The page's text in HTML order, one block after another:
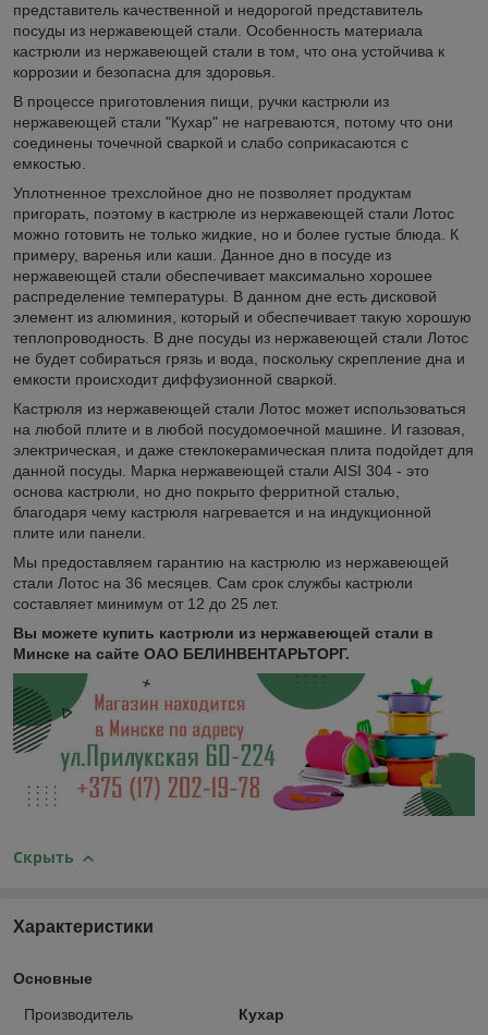
представитель качественной и недорогой представитель
посуды из нержавеющей стали. Особенность материала
кастрюли из нержавеющей стали в том, что она устойчива к
коррозии и безопасна для здоровья.
В процессе приготовления пищи, ручки кастрюли из
нержавеющей стали "Кухар" не нагреваются, потому что они
соединены точечной сваркой и слабо соприкасаются с
емкостью.
Уплотненное трехслойное дно не позволяет продуктам
пригорать, поэтому в кастрюле из нержавеющей стали Лотос
можно готовить не только жидкие, но и более густые блюда. К
примеру, варенья или каши. Данное дно в посуде из
нержавеющей стали обеспечивает максимально хорошее
распределение температуры. В данном дне есть дисковой
элемент из алюминия, который и обеспечивает такую хорошую
теплопроводность. В дне посуды из нержавеющей стали Лотос
не будет собираться грязь и вода, поскольку скрепление дна и
емкости происходит диффузионной сваркой.
Кастрюля из нержавеющей стали Лотос может использоваться
на любой плите и в любой посудомоечной машине. И газовая,
электрическая, и даже стеклокерамическая плита подойдет для
данной посуды. Марка нержавеющей стали AISI 304 - это
основа кастрюли, но дно покрыто ферритной сталью,
благодаря чему кастрюля нагревается и на индукционной
плите или панели.
Мы предоставляем гарантию на кастрюлю из нержавеющей
стали Лотос на 36 месяцев. Сам срок службы кастрюли
составляет минимум от 12 до 25 лет.
Вы можете купить кастрюли из нержавеющей стали в
Минске на сайте ОАО БЕЛИНВЕНТАРЬТОРГ.
Скрыть
Характеристики
Основные
Производитель Кухар